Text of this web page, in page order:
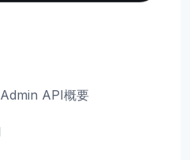
API概要